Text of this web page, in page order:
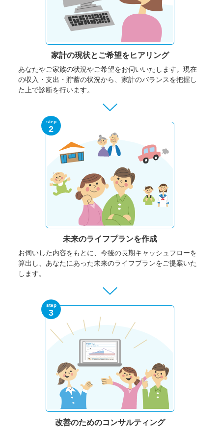
家計の現状と ご希望をヒアリング
あなたやご家族の状況やご希望をお伺いいたします。 現在
の収入・支出・貯蓄の状況から、家計のバランスを把握し
た上で診断を行います。
step
2
未来のライフプランを作成
お伺いした内容をもとに、今後の長期キャッシュフローを
算出し、あなたにあった未来のライフプランをご提案いた
します。
step
3
改善のためのコンサルティング